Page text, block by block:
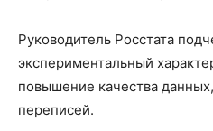
Руководитель Росстата
экспериментальный
повышение качества
переписей.